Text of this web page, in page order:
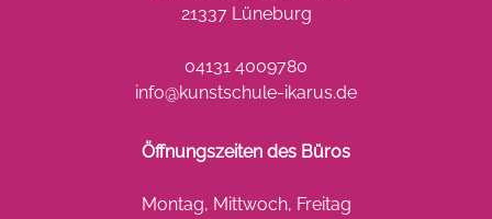
21337 Lüneburg
04131 4009780
info@kunstschule-ikarus.de
Öffnungszeiten des Büros
Montag, Mittwoch, Freitag